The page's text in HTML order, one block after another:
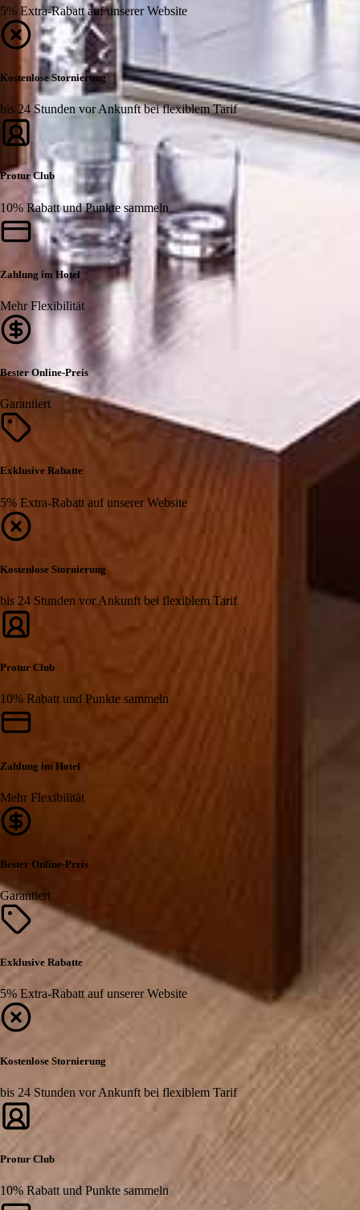
5% Extra-Rabatt auf unserer Website
Kostenlose Stornierung
bis 24 Stunden vor Ankunft bei flexiblem Tarif
Protur Club
10% Rabatt und Punkte sammeln
Zahlung im Hotel
Mehr Flexibilität
Bester Online-Preis
Garantiert
Exklusive Rabatte
5% Extra-Rabatt auf unserer Website
Kostenlose Stornierung
bis 24 Stunden vor Ankunft bei flexiblem Tarif
Protur Club
10% Rabatt und Punkte sammeln
Zahlung im Hotel
Mehr Flexibilität
Bester Online-Preis
Garantiert
Exklusive Rabatte
5% Extra-Rabatt auf unserer Website
Kostenlose Stornierung
bis 24 Stunden vor Ankunft bei flexiblem Tarif
Protur Club
10% Rabatt und Punkte sammeln